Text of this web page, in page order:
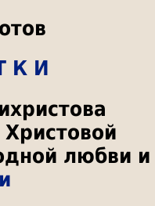
К И
любви и